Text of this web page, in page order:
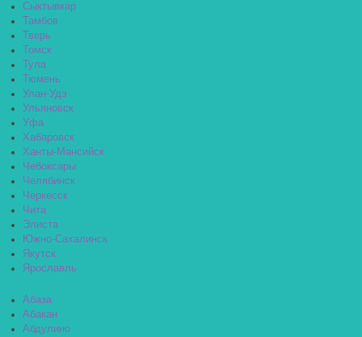
Сыктывкар
Тамбов
Тверь
Томск
Тула
Тюмень
Улан-Удэ
Ульяновск
Уфа
Хабаровск
Ханты-Мансийск
Чебоксары
Челябинск
Черкесск
Чита
Элиста
Южно-Сахалинск
Якутск
Ярославль
Абаза
Абакан
Абдулино